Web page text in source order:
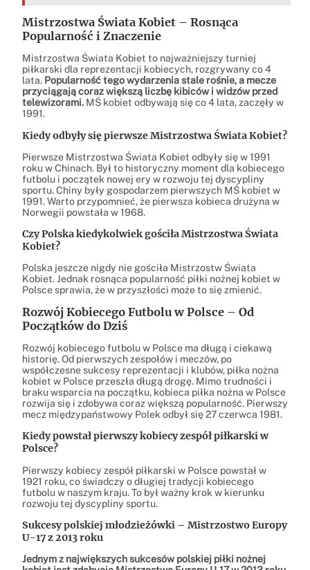
Mistrzostwa Świata Kobiet – Rosnąca
Popularność i Znaczenie
Mistrzostwa Świata Kobiet to najważniejszy turniej
piłkarski dla reprezentacji kobiecych, rozgrywany co 4
lata. Popularność tego wydarzenia stale rośnie, a mecze
przyciągają coraz większą liczbę kibiców i widzów przed
telewizorami. MŚ kobiet odbywają się co 4 lata, zaczęły w
1991.
Kiedy odbyły się pierwsze Mistrzostwa Świata Kobiet?
Pierwsze Mistrzostwa Świata Kobiet odbyły się w 1991
roku w Chinach. Był to historyczny moment dla kobiecego
futbolu i początek nowej ery w rozwoju tej dyscypliny
sportu. Chiny były gospodarzem pierwszych MŚ kobiet w
1991. Warto przypomnieć, że pierwsza kobieca drużyna w
Norwegii powstała w 1968.
Czy Polska kiedykolwiek gościła Mistrzostwa Świata
Kobiet?
Polska jeszcze nigdy nie gościła Mistrzostw Świata
Kobiet. Jednak rosnąca popularność piłki nożnej kobiet w
Polsce sprawia, że w przyszłości może to się zmienić.
Rozwój Kobiecego Futbolu w Polsce – Od
Początków do Dziś
Rozwój kobiecego futbolu w Polsce ma długą i ciekawą
historię. Od pierwszych zespołów i meczów, po
współczesne sukcesy reprezentacji i klubów, piłka nożna
kobiet w Polsce przeszła długą drogę. Mimo trudności i
braku wsparcia na początku, kobieca piłka nożna w Polsce
rozwija się i zdobywa coraz większą popularność. Pierwszy
mecz międzypaństwowy Polek odbył się 27 czerwca 1981.
Kiedy powstał pierwszy kobiecy zespół piłkarski w
Polsce?
Pierwszy kobiecy zespół piłkarski w Polsce powstał w
1921 roku, co świadczy o długiej tradycji kobiecego
futbolu w naszym kraju. To był ważny krok w kierunku
rozwoju tej dyscypliny sportu.
Sukcesy polskiej młodzieżówki – Mistrzostwo Europy
U-17 z 2013 roku
Jednym z największych sukcesów polskiej piłki nożnej